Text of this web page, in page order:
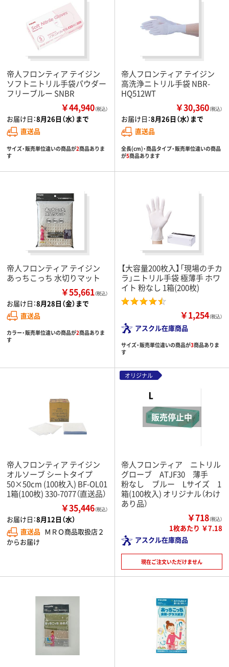
帝人フロンティア テイジン
ソフトニトリル手袋パウダー
フリーブルー SNBR
￥44,940（税込）
お届け日：8月26日（水）まで
直送品
サイズ・販売単位違いの商品が2商品ありま
す
帝人フロンティア テイジン
高洗浄ニトリル手袋 NBR-
HQ512WT
￥30,360（税込）
お届け日：8月26日（水）まで
直送品
全長(cm)・商品タイプ・販売単位違いの商品
が5商品あります
帝人フロンティア テイジン
あっちこっち 水切りマット
￥55,661（税込）
お届け日：8月28日（金）まで
直送品
カラー・販売単位違いの商品が2商品ありま
す
【大容量200枚入】「現場のチカ
ラ」ニトリル手袋 極薄手 ホワ
イト 粉なし 1箱(200枚)
￥1,254（税込）
アスクル在庫商品
サイズ・販売単位違いの商品が3商品ありま
す
帝人フロンティア テイジン
オルソーブ シートタイプ
50×50cm (100枚入) BF-OL01
1箱(100枚) 330-7077（直送品）
￥35,446（税込）
お届け日：8月12日（水）
直送品 ＭＲＯ商品取扱店２
からお届け
オリジナル
帝人フロンティア ニトリル
グローブ ATJF30 薄手
粉なし ブルー Lサイズ 1
箱(100枚入) オリジナル（わけ
あり品）
￥718（税込）
1枚あたり ￥7.18
アスクル在庫商品
現在ご注文いただけません